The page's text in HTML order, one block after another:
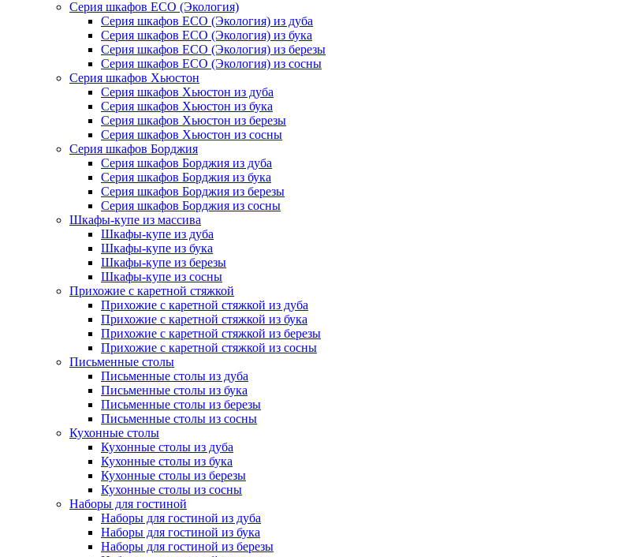
Серия шкафов ECO (Экология)
Серия шкафов ECO (Экология) из дуба
Серия шкафов ECO (Экология) из бука
Серия шкафов ECO (Экология) из березы
Серия шкафов ECO (Экология) из сосны
Серия шкафов Хьюстон
Серия шкафов Хьюстон из дуба
Серия шкафов Хьюстон из бука
Серия шкафов Хьюстон из березы
Серия шкафов Хьюстон из сосны
Серия шкафов Борджия
Серия шкафов Борджия из дуба
Серия шкафов Борджия из бука
Серия шкафов Борджия из березы
Серия шкафов Борджия из сосны
Шкафы-купе из массива
Шкафы-купе из дуба
Шкафы-купе из бука
Шкафы-купе из березы
Шкафы-купе из сосны
Прихожие с каретной стяжкой
Прихожие с каретной стяжкой из дуба
Прихожие с каретной стяжкой из бука
Прихожие с каретной стяжкой из березы
Прихожие с каретной стяжкой из сосны
Письменные столы
Письменные столы из дуба
Письменные столы из бука
Письменные столы из березы
Письменные столы из сосны
Кухонные столы
Кухонные столы из дуба
Кухонные столы из бука
Кухонные столы из березы
Кухонные столы из сосны
Наборы для гостиной
Наборы для гостиной из дуба
Наборы для гостиной из бука
Наборы для гостиной из березы